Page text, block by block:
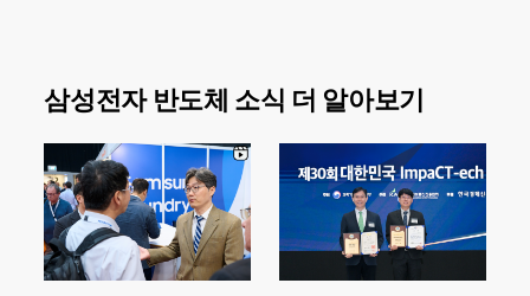
삼성전자 반도체 소식 더 알아보기